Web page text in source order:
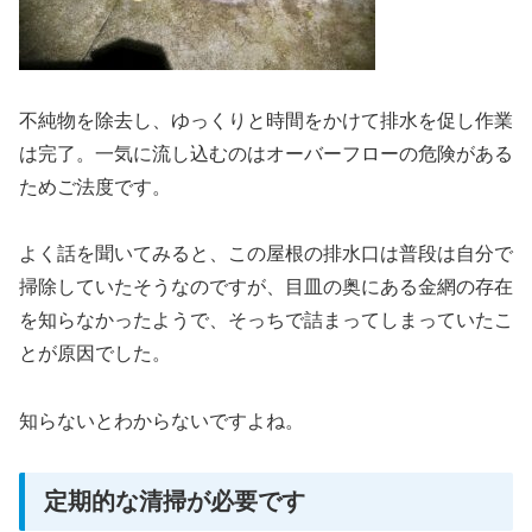
不純物を除去し、ゆっくりと時間をかけて排水を促し作業
は完了。一気に流し込むのはオーバーフローの危険がある
ためご法度です。
よく話を聞いてみると、この屋根の排水口は普段は自分で
掃除していたそうなのですが、目皿の奥にある金網の存在
を知らなかったようで、そっちで詰まってしまっていたこ
とが原因でした。
知らないとわからないですよね。
定期的な清掃が必要です